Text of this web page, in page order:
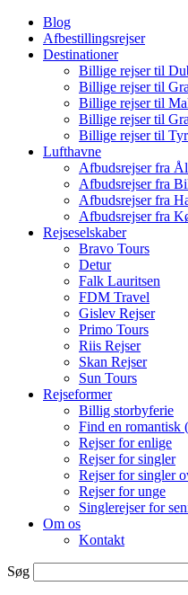
Blog
Afbestillingsrejser
Destinationer
Billige rejser til
Billige rejser til
Billige rejser til
Billige rejser til
Billige rejser til
Lufthavne
Afbudsrejser fra
Afbudsrejser fra
Afbudsrejser fra
Afbudsrejser fra
Rejseselskaber
Bravo Tours
Detur
Falk Lauritsen
FDM Travel
Gislev Rejser
Primo Tours
Riis Rejser
Skan Rejser
Sun Tours
Rejseformer
Billig storbyferie
Find en romantisk
Rejser for enlige
Rejser for singler
Rejser for singler
Rejser for unge
Singlerejser for
Om os
Kontakt
Søg